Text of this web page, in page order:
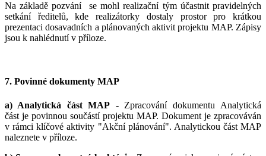
Na základě pozvání se mohl realizační tým účastnit pravidelných
setkání ředitelů, kde realizátorky dostaly prostor pro krátkou
prezentaci dosavadních a plánovaných aktivit projektu MAP. Zápisy
jsou k nahlédnutí v příloze.
7. Povinné dokumenty MAP
a) Analytická část MAP - Zpracování dokumentu Analytická
část je povinnou součástí projektu MAP. Dokument je zpracováván
v rámci klíčové aktivity "Akční plánování". Analytickou část MAP
naleznete v příloze.